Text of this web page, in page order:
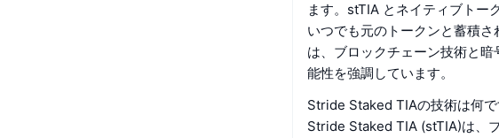
ます。stTIA とネイティブトー
いつでも元のトークンと蓄積
は、ブロックチェーン技術と
能性を強調しています。
Stride Staked TIAの技術は何で
Stride Staked TIA (stTIA)は、